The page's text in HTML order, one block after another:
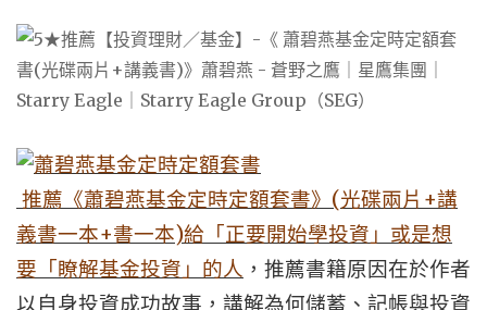
推薦《蕭碧燕基金定時定額套書》 (光碟兩片 +講
義書一本+書一本)給「正要開始學投資」或是想
要「瞭解基金投資」的人 ，推薦書籍原因在於作者
以自身投資成功故事，講解為何儲蓄、記帳與投資